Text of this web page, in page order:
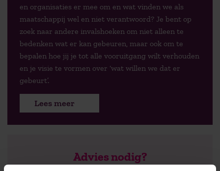
en organisaties er mee om en wat vinden we als
maatschappij wel en niet verantwoord? Je bent op
zoek naar andere invalshoeken om niet alleen te
bedenken wat er kan gebeuren, maar ook om te
bepalen hoe jij je tot alle vooruitgang wilt verhouden
en je visie te vormen over ‘wat willen we dat er
gebeurt’.
Lees meer
Advies nodig?